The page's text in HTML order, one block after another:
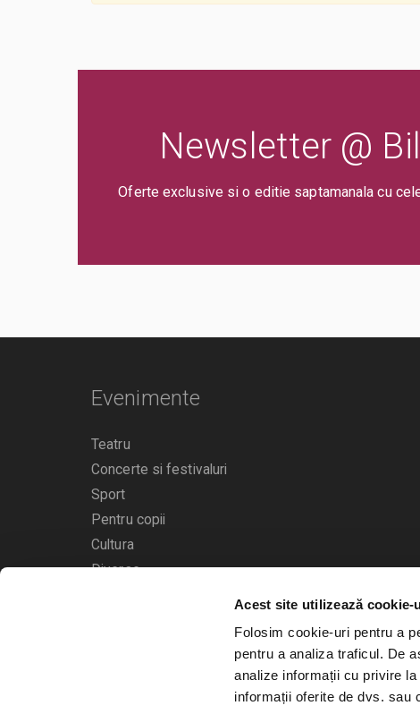
Acest site utilizează cookie-
Folosim cookie-uri pentru a
pentru a analiza traficul. De
analize informații cu privire
informații oferite de dvs. sau
Newsletter @
Oferte exclusive si o editie saptamanala cu
Evenimente
Teatru
Concerte si festivaluri
Sport
Pentru copii
Cultura
Diverse
Calendarul evenimentelor